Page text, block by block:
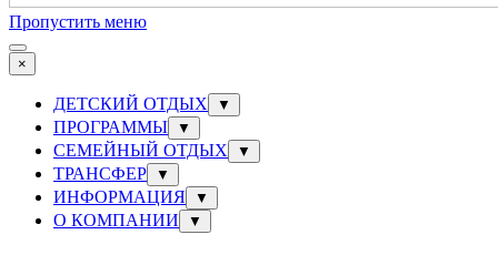
Пропустить меню
×
ДЕТСКИЙ ОТДЫХ ▼
ПРОГРАММЫ ▼
СЕМЕЙНЫЙ ОТДЫХ ▼
ТРАНСФЕР ▼
ИНФОРМАЦИЯ ▼
О КОМПАНИИ ▼